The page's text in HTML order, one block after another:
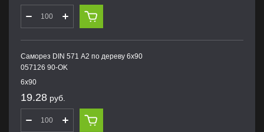
Саморез DIN 571 А2 по дереву 6х90
057126 90-OK
6х90
19.28 руб.